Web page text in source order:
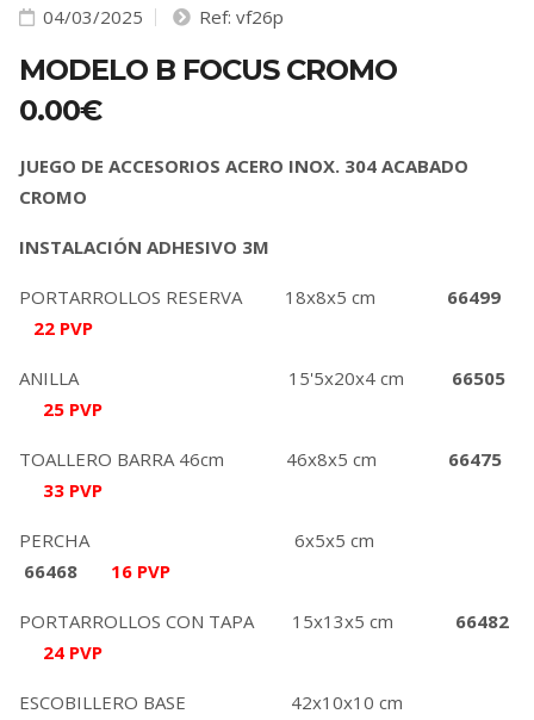
04/03/2025
Ref: vf26p
MODELO B FOCUS CROMO
0.00€
JUEGO DE ACCESORIOS ACERO INOX. 304 ACABADO
CROMO
INSTALACIÓN ADHESIVO 3M
PORTARROLLOS RESERVA 18x8x5 cm 66499
22 PVP
ANILLA 15'5x20x4 cm 66505
25 PVP
TOALLERO BARRA 46cm 46x8x5 cm 66475
33 PVP
PERCHA 6x5x5 cm
66468
16 PVP
PORTARROLLOS CON TAPA 15x13x5 cm 66482
24 PVP
ESCOBILLERO BASE 42x10x10 cm